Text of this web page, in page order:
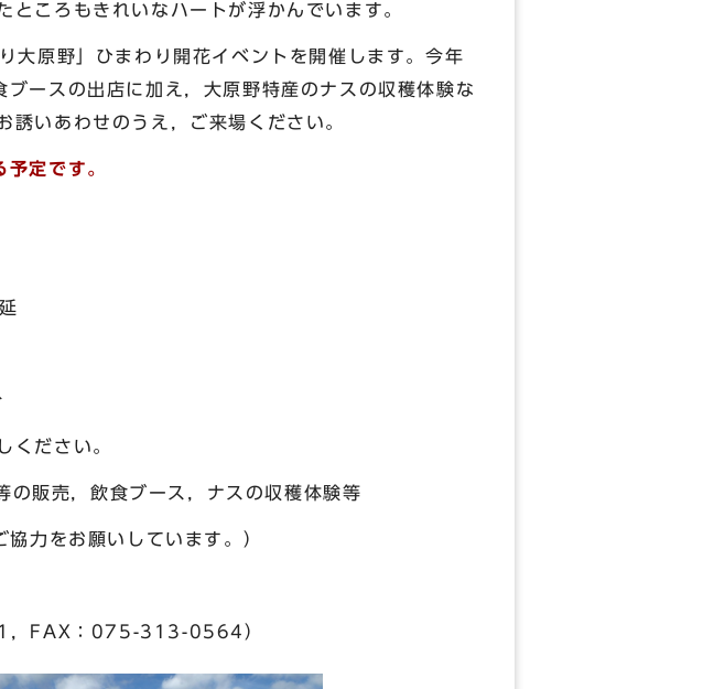
ころもきれいなハートが浮かんでいます。
原野」ひまわり開花イベントを開催します。今年
ースの出店に加え，大原野特産のナスの収穫体験な
誘いあわせのうえ，ご来場ください。
定です。
ださい。
売，飲食ブース，ナスの収穫体験等
力をお願いしています。）
，FAX：075-313-0564）